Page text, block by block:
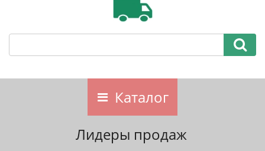
Каталог
Лидеры продаж